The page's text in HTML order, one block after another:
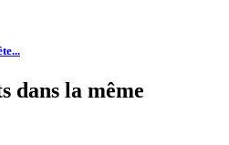
dans la même